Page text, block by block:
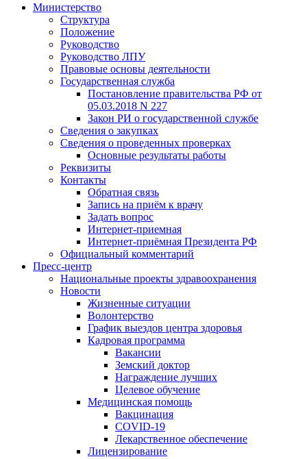
Министерство
Структура
Положение
Руководство
Руководство ЛПУ
Правовые основы деятельности
Государственная служба
Постановление правительства РФ от
05.03.2018 N 227
Закон РИ о государственной службе
Сведения о закупках
Сведения о проведенных проверках
Основные результаты работы
Реквизиты
Контакты
Обратная связь
Запись на приём к врачу
Задать вопрос
Интернет-приемная
Интернет-приёмная Президента РФ
Официальный комментарий
Пресс-центр
Национальные проекты здравоохранения
Новости
Жизненные ситуации
Волонтерство
График выездов центра здоровья
Кадровая программа
Вакансии
Земский доктор
Награждение лучших
Целевое обучение
Медицинская помощь
Вакцинация
COVID-19
Лекарственное обеспечение
Лицензирование